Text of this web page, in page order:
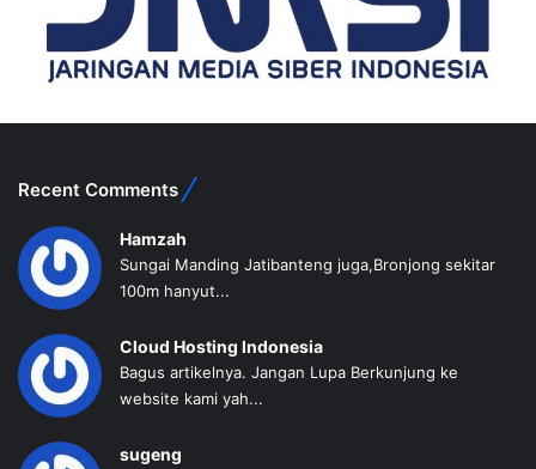
Recent Comments
Hamzah
Sungai Manding Jatibanteng juga,Bronjong sekitar
100m hanyut...
Cloud Hosting Indonesia
Bagus artikelnya. Jangan Lupa Berkunjung ke
website kami yah...
sugeng